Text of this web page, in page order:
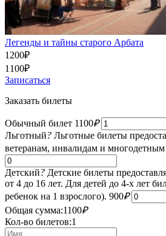
Легенды и тайны старого Арбата
1200₽
1100₽
Записаться
Заказать билеты
Обычный билет 1100₽
Льготный? Льготные билеты
ветеранам, инвалидам и
Детский? Детские билеты
от 4 до 16 лет. Для детей до 4-х лет
ребенок на 1 взрослого). 900₽
Общая сумма:1100₽
Кол-во билетов:1